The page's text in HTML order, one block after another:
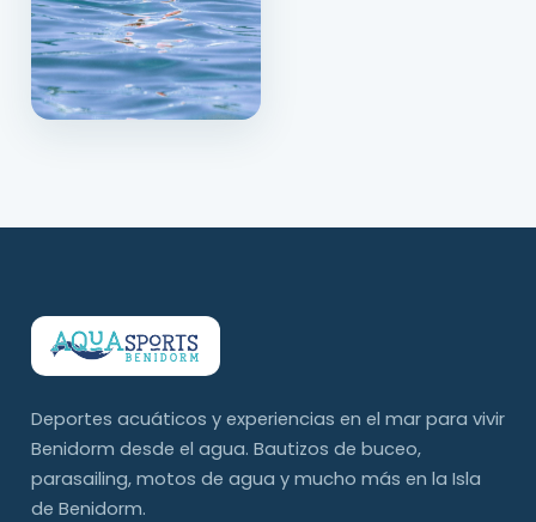
Deportes acuáticos y experiencias en el mar para vivir
Benidorm desde el agua. Bautizos de buceo,
parasailing, motos de agua y mucho más en la Isla
de Benidorm.